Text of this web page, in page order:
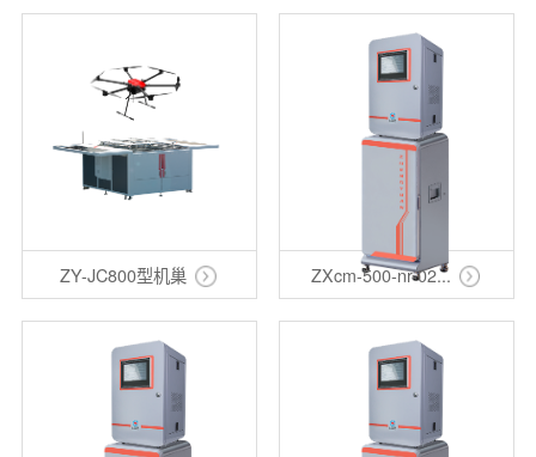
ZY-JC800型机巢 ZXcm-500-nr-02...